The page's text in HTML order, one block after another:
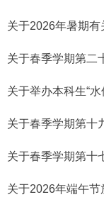
关于2026年暑期
关于春季学期第二
关于举办本科生“
关于春季学期第十
关于春季学期第十
关于2026年端午节